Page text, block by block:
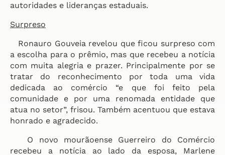
autoridades e lideranças estaduais.
Surpreso
Ronauro Gouveia revelou que ficou surpreso com
a escolha para o prêmio, mas que recebeu a notícia
com muita alegria e prazer. Principalmente por se
tratar do reconhecimento por toda uma vida
dedicada ao comércio “e que foi feito pela
comunidade e por uma renomada entidade que
atua no setor”, frisou. Também acentuou que estava
honrado e agradecido.
O novo mourãoense Guerreiro do Comércio
recebeu a notícia ao lado da esposa, Marlene